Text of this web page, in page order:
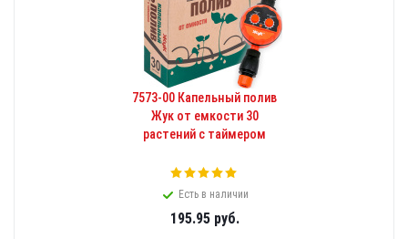
7573-00 Капельный полив
Жук от емкости 30
растений с таймером
Есть в наличии
195.95руб.